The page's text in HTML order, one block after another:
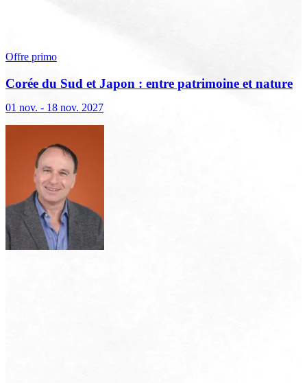
Offre primo
Corée du Sud et Japon : entre patrimoine et nature
01 nov. - 18 nov. 2027